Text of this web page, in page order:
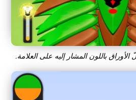
باللون المشار إليه على العلامة.